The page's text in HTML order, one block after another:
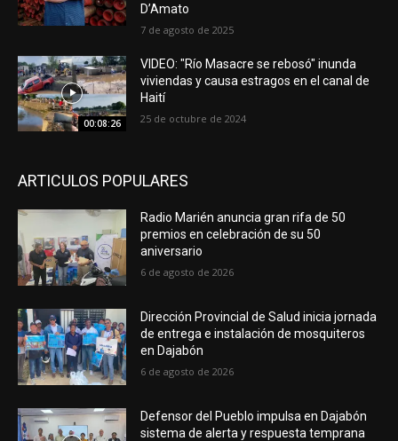
D’Amato
7 de agosto de 2025
00:08:26
VIDEO: "Río Masacre se rebosó" inunda
viviendas y causa estragos en el canal de
Haití
25 de octubre de 2024
ARTICULOS POPULARES
Radio Marién anuncia gran rifa de 50
premios en celebración de su 50
aniversario
6 de agosto de 2026
Dirección Provincial de Salud inicia jornada
de entrega e instalación de mosquiteros
en Dajabón
6 de agosto de 2026
Defensor del Pueblo impulsa en Dajabón
sistema de alerta y respuesta temprana